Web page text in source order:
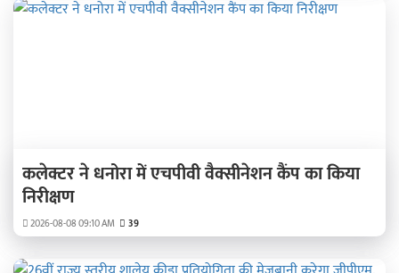
कलेक्टर ने धनोरा में एचपीवी वैक्सीनेशन कैंप का किया
निरीक्षण
2026-08-08 09:10 AM 39